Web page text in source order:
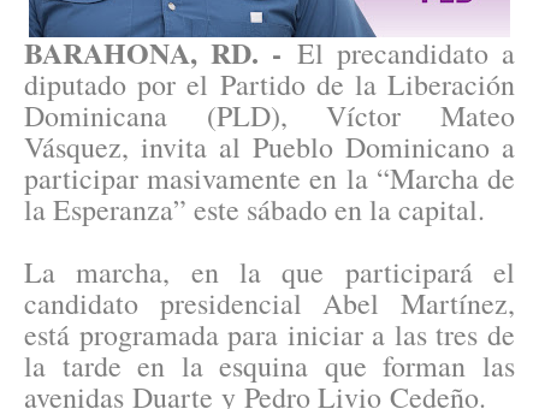
BARAHONA, RD. - El precandidato a
diputado por el Partido de la Liberación
Dominicana (PLD), Víctor Mateo
Vásquez, invita al Pueblo Dominicano a
participar masivamente en la “Marcha de
la Esperanza” este sábado en la capital.
La marcha, en la que participará el
candidato presidencial Abel Martínez,
está programada para iniciar a las tres de
la tarde en la esquina que forman las
avenidas Duarte y Pedro Livio Cedeño.